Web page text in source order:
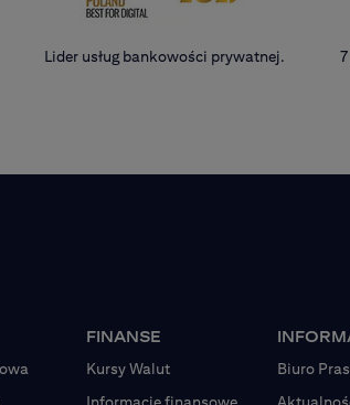
Lider usług bankowości prywatnej.
FINANSE
Kursy Walut
Biuro